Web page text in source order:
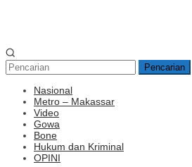
Pencarian
Nasional
Metro – Makassar
Video
Gowa
Bone
Hukum dan Kriminal
OPINI